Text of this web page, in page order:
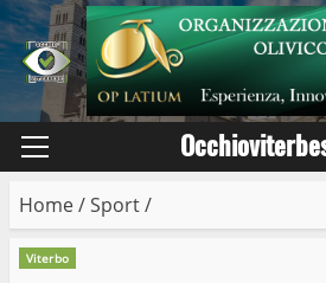
Skip
to
content
Primary
Home/Sport/
Viterbo